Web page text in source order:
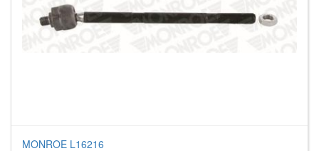
MONROE L16216